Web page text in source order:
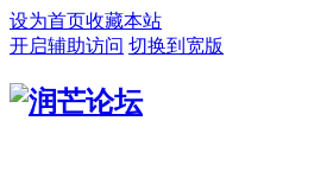
设为首页收藏本站
开启辅助访问 切换到宽版